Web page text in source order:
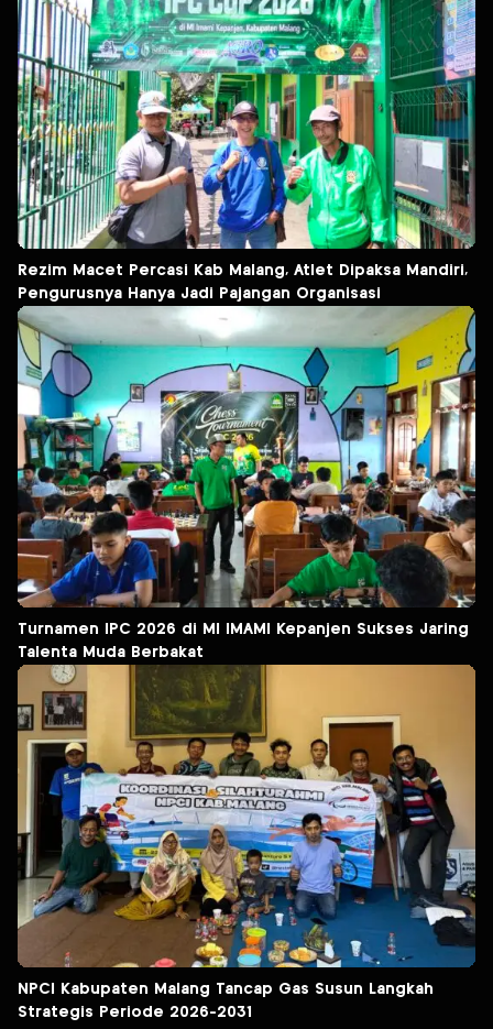
Rezim Macet Percasi Kab Malang, Atlet Dipaksa Mandiri,
Pengurusnya Hanya Jadi Pajangan Organisasi
Turnamen IPC 2026 di MI IMAMI Kepanjen Sukses Jaring
Talenta Muda Berbakat
NPCI Kabupaten Malang Tancap Gas Susun Langkah
Strategis Periode 2026-2031